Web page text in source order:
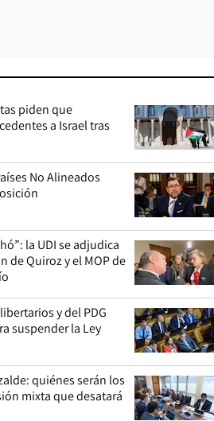
piden que
a Israel tras
No Alineados
la UDI se adjudica
de Quiroz y el MOP de
y del PDG
suspender la Ley
quiénes serán los
mixta que desatará